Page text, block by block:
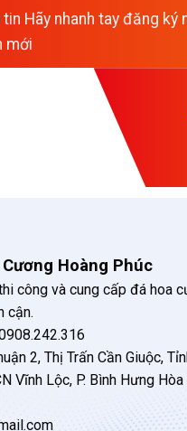
Hãy nhanh tay đăng ký
mới
Hoàng Phúc
công và cung cấp đá hoa
cận.
2, Thị Trấn Cần Giuộc,
Vĩnh Lộc, P. Bình Hưng Hòa